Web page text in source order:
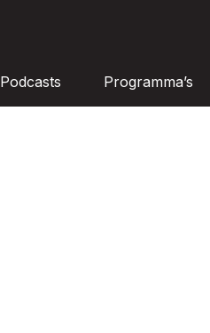
Podcasts Programma’s